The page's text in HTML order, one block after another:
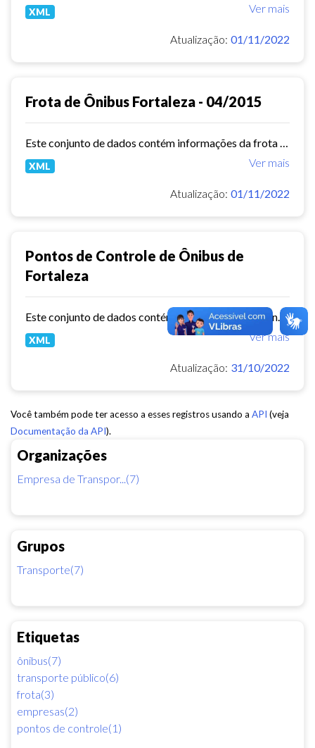
Organizações
Empresa de Transpor...(7)
Grupos
Transporte(7)
Etiquetas
ônibus(7)
transporte público(6)
frota(3)
empresas(2)
pontos de controle(1)
Ver mais
XML
Atualização: 01/11/2022
Frota de Ônibus Fortaleza - 04/2015
Ver mais
XML
Atualização: 01/11/2022
Pontos de Controle de Ônibus de
Fortaleza
Este conjunto de dados contém informações dos Pontos de controle dos ônibus de Fortaleza.
Ver mais
XML
Atualização: 31/10/2022
Você também pode ter acesso a esses registros usando a API (veja
Documentação da API).